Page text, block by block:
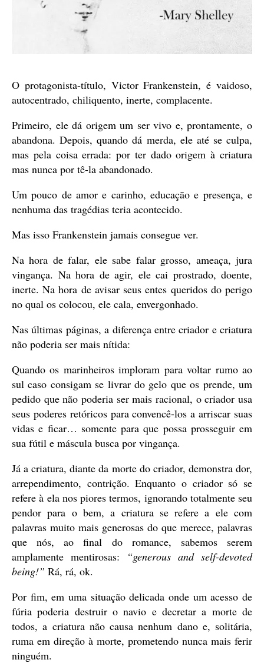
O protagonista-título, Victor Frankenstein, é vaidoso,
autocentrado, chiliquento, inerte, complacente.
Primeiro, ele dá origem um ser vivo e, prontamente, o
abandona. Depois, quando dá merda, ele até se culpa,
mas pela coisa errada: por ter dado origem à criatura
mas nunca por tê-la abandonado.
Um pouco de amor e carinho, educação e presença, e
nenhuma das tragédias teria acontecido.
Mas isso Frankenstein jamais consegue ver.
Na hora de falar, ele sabe falar grosso, ameaça, jura
vingança. Na hora de agir, ele cai prostrado, doente,
inerte. Na hora de avisar seus entes queridos do perigo
no qual os colocou, ele cala, envergonhado.
Nas últimas páginas, a diferença entre criador e criatura
não poderia ser mais nítida:
Quando os marinheiros imploram para voltar rumo ao
sul caso consigam se livrar do gelo que os prende, um
pedido que não poderia ser mais racional, o criador usa
seus poderes retóricos para convencê-los a arriscar suas
vidas e ficar… somente para que possa prosseguir em
sua fútil e máscula busca por vingança.
Já a criatura, diante da morte do criador, demonstra dor,
arrependimento, contrição. Enquanto o criador só se
refere à ela nos piores termos, ignorando totalmente seu
pendor para o bem, a criatura se refere a ele com
palavras muito mais generosas do que merece, palavras
que nós, ao final do romance, sabemos serem
amplamente mentirosas: “generous and self-devoted
being!” Rá, rá, ok.
Por fim, em uma situação delicada onde um acesso de
fúria poderia destruir o navio e decretar a morte de
todos, a criatura não causa nenhum dano e, solitária,
ruma em direção à morte, prometendo nunca mais ferir
ninguém.